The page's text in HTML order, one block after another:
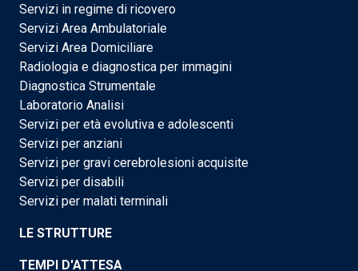
Servizi in regime di ricovero
Servizi Area Ambulatoriale
Servizi Area Domiciliare
Radiologia e diagnostica per immagini
Diagnostica Strumentale
Laboratorio Analisi
Servizi per età evolutiva e adolescenti
Servizi per anziani
Servizi per gravi cerebrolesioni acquisite
Servizi per disabili
Servizi per malati terminali
LE STRUTTURE
TEMPI D'ATTESA